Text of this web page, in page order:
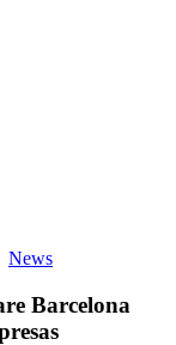
News
Barcelona